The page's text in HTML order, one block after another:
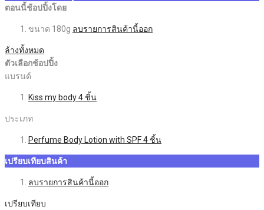
ตอนนี้ช้อปปิ้งโดย
ขนาด 180g ลบรายการสินค้านี้ออก
ล้างทั้งหมด
ตัวเลือกช้อปปิ้ง
แบรนด์
Kiss my body4 ชิ้น
ประเภท
Perfume Body Lotion with SPF4 ชิ้น
เปรียบเทียบสินค้า
ลบรายการสินค้านี้ออก
เปรียบเทียบ